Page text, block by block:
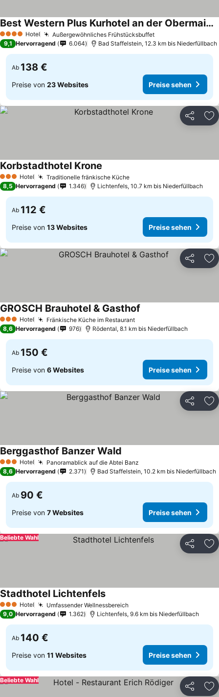
4 Sterne Hotel Außergewöhnliches Frühstücksbuffet
Best Western Plus Kurhotel an der Obermaintherme
9,1 Hervorragend 6.064 Bad Staffelstein, 12.3 km bis Niederfüllbach
Ab 138 €
Preise von 23 Websites Preise sehen
Teilen
3 SterneHotel Traditionelle fränkische Küche
Korbstadthotel Krone
8,5 Hervorragend 1.346 Lichtenfels, 10.7 km bis Niederfüllbach
Ab 112 €
Preise von 13 Websites Preise sehen
Teilen
3 SterneHotel Fränkische Küche im Restaurant
GROSCH Brauhotel & Gasthof
8,6 Hervorragend 976 Rödental, 8.1 km bis Niederfüllbach
Ab 150 €
Preise von 6 Websites Preise sehen
Teilen
3 SterneHotel Panoramablick auf die Abtei Banz
Berggasthof Banzer Wald
8,6 Hervorragend 2.371 Bad Staffelstein, 10.2 km bis Niederfüllbach
Ab 90 €
Preise von 7 Websites Preise sehen
Teilen
Beliebte Wahl
3 SterneHotel Umfassender Wellnessbereich
Stadthotel Lichtenfels
9,0 Hervorragend 1.362 Lichtenfels, 9.6 km bis Niederfüllbach
Ab 140 €
Preise von 11 Websites Preise sehen
Teilen
Beliebte Wahl